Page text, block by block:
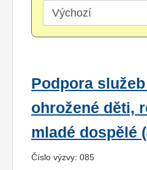
Podpora
ohrožené děti,
mladé dospělé
Číslo výzvy: 085